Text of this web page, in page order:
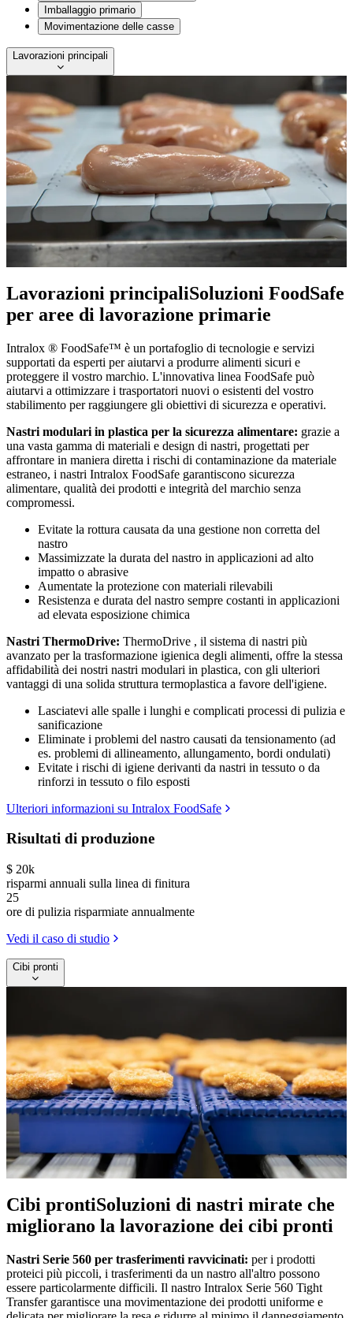
Imballaggio primario
Movimentazione delle casse
Lavorazioni principali
Lavorazioni principaliSoluzioni FoodSafe
per aree di lavorazione primarie
Intralox ® FoodSafe™ è un portafoglio di tecnologie e servizi
supportati da esperti per aiutarvi a produrre alimenti sicuri e
proteggere il vostro marchio. L'innovativa linea FoodSafe può
aiutarvi a ottimizzare i trasportatori nuovi o esistenti del vostro
stabilimento per raggiungere gli obiettivi di sicurezza e operativi.
Nastri modulari in plastica per la sicurezza alimentare: grazie a
una vasta gamma di materiali e design di nastri, progettati per
affrontare in maniera diretta i rischi di contaminazione da materiale
estraneo, i nastri Intralox FoodSafe garantiscono sicurezza
alimentare, qualità dei prodotti e integrità del marchio senza
compromessi.
Evitate la rottura causata da una gestione non corretta del
nastro
Massimizzate la durata del nastro in applicazioni ad alto
impatto o abrasive
Aumentate la protezione con materiali rilevabili
Resistenza e durata del nastro sempre costanti in applicazioni
ad elevata esposizione chimica
Nastri ThermoDrive: ThermoDrive , il sistema di nastri più
avanzato per la trasformazione igienica degli alimenti, offre la stessa
affidabilità dei nostri nastri modulari in plastica, con gli ulteriori
vantaggi di una solida struttura termoplastica a favore dell'igiene.
Lasciatevi alle spalle i lunghi e complicati processi di pulizia e
sanificazione
Eliminate i problemi del nastro causati da tensionamento (ad
es. problemi di allineamento, allungamento, bordi ondulati)
Evitate i rischi di igiene derivanti da nastri in tessuto o da
rinforzi in tessuto o filo esposti
Ulteriori informazioni su Intralox FoodSafe
Risultati di produzione
$ 20k
risparmi annuali sulla linea di finitura
25
ore di pulizia risparmiate annualmente
Vedi il caso di studio
Cibi pronti
Cibi prontiSoluzioni di nastri mirate che
migliorano la lavorazione dei cibi pronti
Nastri Serie 560 per trasferimenti ravvicinati: per i prodotti
proteici più piccoli, i trasferimenti da un nastro all'altro possono
essere particolarmente difficili. Il nastro Intralox Serie 560 Tight
Transfer garantisce una movimentazione dei prodotti uniforme e